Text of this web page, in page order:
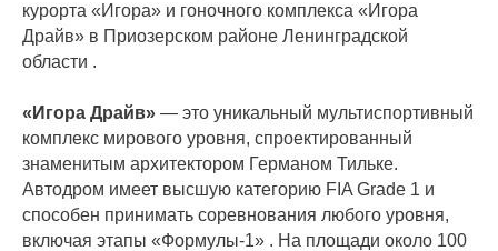
курорта «Игора» и гоночного комплекса «Игора
Драйв» в Приозерском районе Ленинградской
области .
«Игора Драйв» — это уникальный мультиспортивный
комплекс мирового уровня, спроектированный
знаменитым архитектором Германом Тильке.
Автодром имеет высшую категорию FIA Grade 1 и
способен принимать соревнования любого уровня,
включая этапы «Формулы-1» . На площади около 100